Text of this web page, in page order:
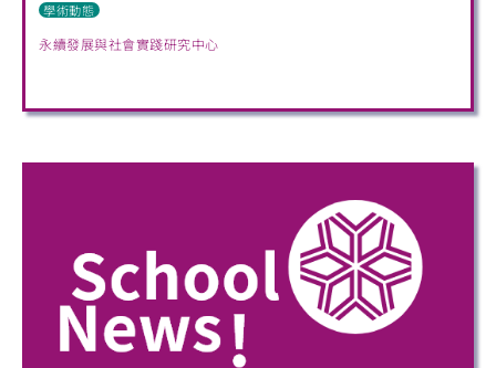
學術動態
永續發展與社會實踐研究中心